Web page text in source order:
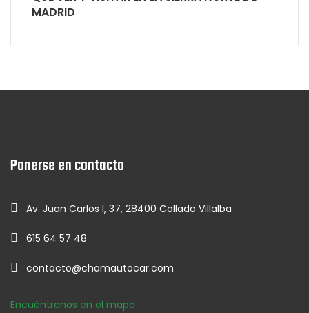
MADRID
Ponerse en contacto
Av. Juan Carlos I, 37, 28400 Collado Villalba
615 64 57 48
contacto@chamautocar.com
Encuéntranos en el mapa